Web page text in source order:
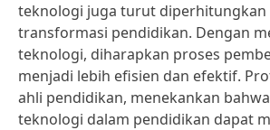
teknologi juga turut diperhitungkan
transformasi pendidikan. Dengan
teknologi, diharapkan proses
menjadi lebih efisien dan efektif.
ahli pendidikan, menekankan
teknologi dalam pendidikan dapat